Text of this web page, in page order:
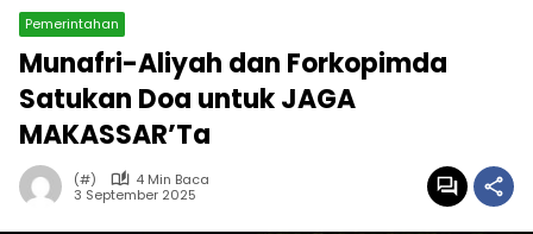
Pemerintahan
Munafri-Aliyah dan Forkopimda
Satukan Doa untuk JAGA
MAKASSAR’Ta
(#)
4 Min Baca
3 September 2025